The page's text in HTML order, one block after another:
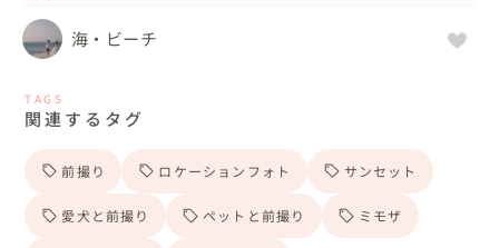
海・ビーチ
TAGS
関連するタグ
前撮り ロケーションフォト サンセット
愛犬と前撮り ペットと前撮り ミモザ